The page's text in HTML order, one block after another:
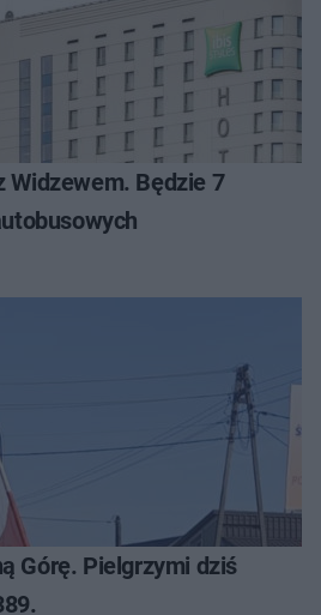
Widzewem. Będzie 7
Górę. Pielgrzymi dziś